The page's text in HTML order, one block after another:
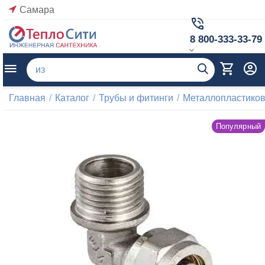
Самара
8 800-333-33-79
Главная / Каталог / Трубы и фитинги /
Популярный